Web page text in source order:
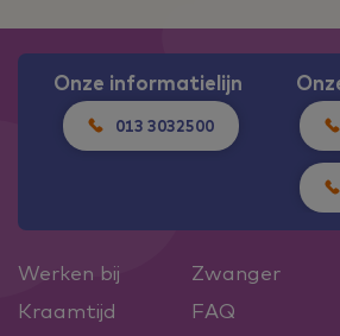
Onze informatielijn
013 3032500
Werken bij Zwanger
Kraamtijd
FAQ